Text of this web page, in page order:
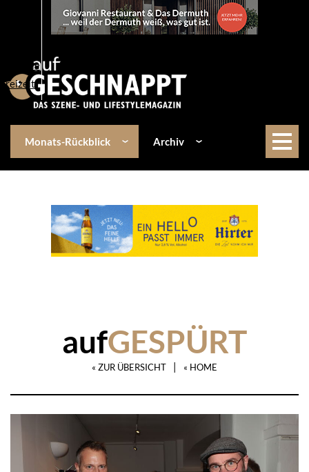
Lifestyle
Freizeit
Monats-Rückblick Archiv
aufGESPÜRT
« ZUR ÜBERSICHT | « HOME